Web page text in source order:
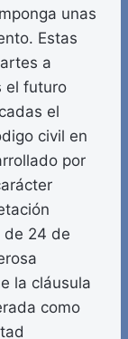
unas
Estas
a
el futuro
el
civil en
por
de 24 de
la cláusula
como